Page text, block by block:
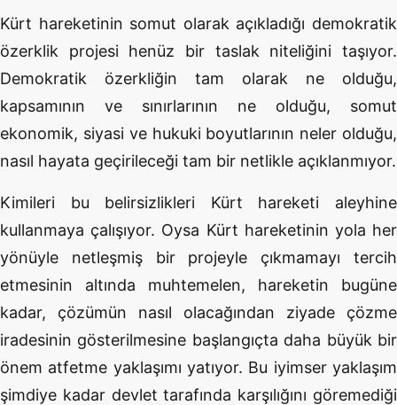
Kürt hareketinin somut olarak açıkladığı demokratik
özerklik projesi henüz bir taslak niteliğini taşıyor.
Demokratik özerkliğin tam olarak ne olduğu,
kapsamının ve sınırlarının ne olduğu, somut
ekonomik, siyasi ve hukuki boyutlarının neler olduğu,
nasıl hayata geçirileceği tam bir netlikle açıklanmıyor.
Kimileri bu belirsizlikleri Kürt hareketi aleyhine
kullanmaya çalışıyor. Oysa Kürt hareketinin yola her
yönüyle netleşmiş bir projeyle çıkmamayı tercih
etmesinin altında muhtemelen, hareketin bugüne
kadar, çözümün nasıl olacağından ziyade çözme
iradesinin gösterilmesine başlangıçta daha büyük bir
önem atfetme yaklaşımı yatıyor. Bu iyimser yaklaşım
şimdiye kadar devlet tarafında karşılığını göremediği